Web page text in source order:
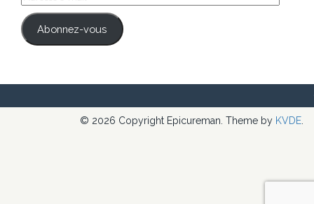
e-
mail
Abonnez-vous
© 2026 Copyright Epicureman. Theme by KVDE.